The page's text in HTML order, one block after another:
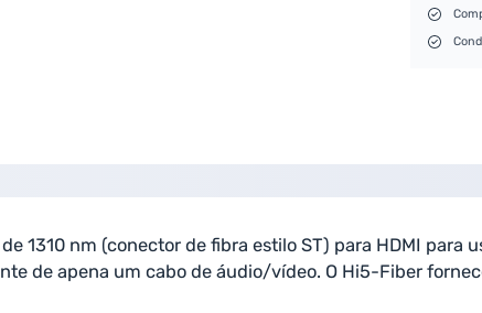
1310 nm (conector de fibra estilo ST) para HDMI para
de apena um cabo de áudio/vídeo. O Hi5-Fiber